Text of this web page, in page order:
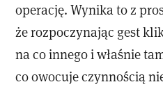
operację. Wynika to z
że rozpoczynając gest
na co innego i właśnie
co owocuje czynnością